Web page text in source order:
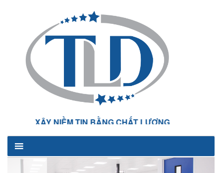
XÂY NIỀM TIN BẰNG CHẤT LƯỢNG